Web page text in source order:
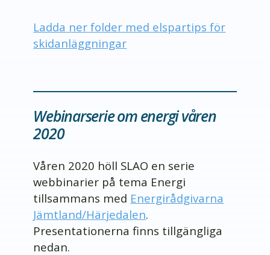
Ladda ner folder med elspartips för
skidanläggningar
Webinarserie om energi våren
2020
Våren 2020 höll SLAO en serie
webbinarier på tema Energi
tillsammans med Energirådgivarna
Jämtland/Härjedalen.
Presentationerna finns tillgängliga
nedan.